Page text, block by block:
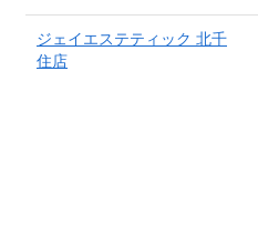
ジェイエステティック 北千
住店